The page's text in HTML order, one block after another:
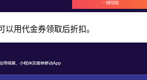
以用代金券领取后折扣。